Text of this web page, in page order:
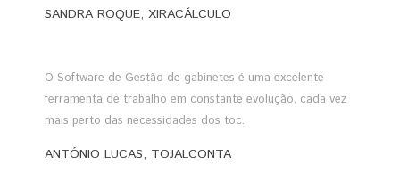
SANDRA ROQUE, XIRACÁLCULO
O Software de Gestão de gabinetes é uma excelente
ferramenta de trabalho em constante evolução, cada vez
mais perto das necessidades dos toc.
ANTÓNIO LUCAS, TOJALCONTA